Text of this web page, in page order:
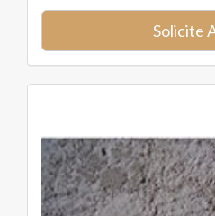
Solicite